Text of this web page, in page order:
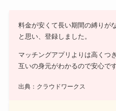
料金が安くて長い期間の縛りが
と思い、登録しました。
マッチングアプリよりは高くつ
互いの身元がわかるので安心です
出典：クラウドワークス